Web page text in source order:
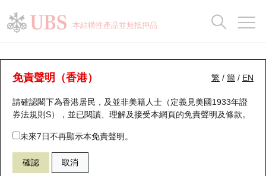
本結構性產品並無抵押品
繁 / 簡 / EN
免責聲明（香港）
請確認閣下為香港居民，及並非美籍人士（定義見美國1933年證
券法規則S），並已閱讀、理解及接受本網頁的免責聲明及條款。
未來7日不再顯示本免責聲明。
確認 取消
牛熊證分析儀
表現 街貨統計 比較
54093 瑞銀熊證 3690 美團
$0.228 即時
瑞銀認股證一覽
新發行瑞銀認股證
即將到期認股證
認股證到期結算價查詢
街貨統計
比較
牛熊全景快搜
牛熊證搜尋
牛熊證街貨分佈圖
正股牛熊證列表
街貨統計
比較
十大升幅/跌幅
十大認股證成交分佈
十天股證佔大市成交
資金流
正股分析儀
二十大活躍股份
恒指成份股
國指成份股
持股比重
顯示所有持股比重
每月輪證大市專題
輪證專欄
講座及教育短片
認股證投資者教育